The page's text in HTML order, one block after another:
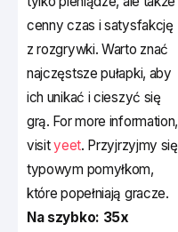
cenny czas i satysfakcję
z rozgrywki. Warto znać
najczęstsze pułapki, aby
ich unikać i cieszyć się
grą. For more information,
visityeet. Przyjrzyjmy się
typowym pomyłkom,
które popełniają gracze.
Na szybko: 35x